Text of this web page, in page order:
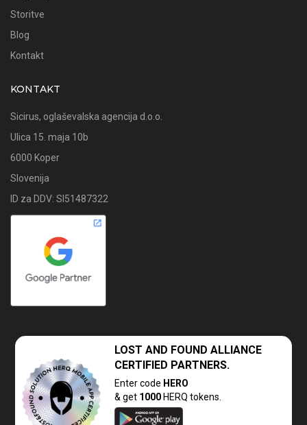
Storitve
Blog
Kontakt
KONTAKT
Sicirus, oglaševalska agencija d.o.o.
Ulica 15. maja 10b
6000 Koper
Slovenija
ID za DDV: SI51487322
LOST AND FOUND ALLIANCE
CERTIFIED PARTNERS.
Enter code HERO
& get 1000 HERQ tokens.